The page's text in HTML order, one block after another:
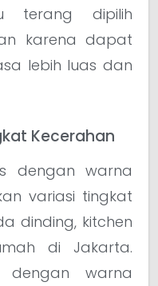
terang dipilih
karena dapat
lebih luas dan
Kecerahan
dengan warna
variasi tingkat
dinding, kitchen
di Jakarta.
warna